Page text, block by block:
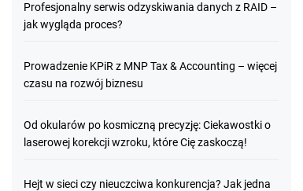
Profesjonalny serwis odzyskiwania danych z RAID –
jak wygląda proces?
Prowadzenie KPiR z MNP Tax & Accounting – więcej
czasu na rozwój biznesu
Od okularów po kosmiczną precyzję: Ciekawostki o
laserowej korekcji wzroku, które Cię zaskoczą!
Hejt w sieci czy nieuczciwa konkurencja? Jak jedna